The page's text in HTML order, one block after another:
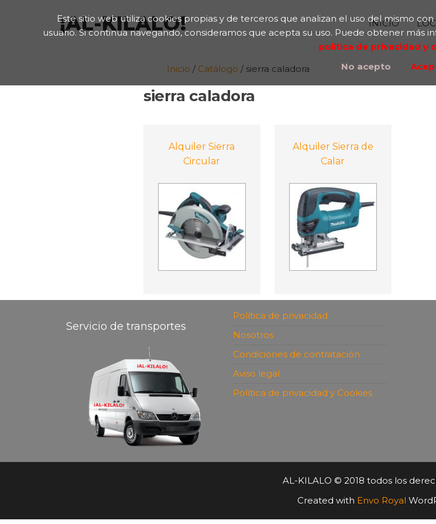
Este sitio web utiliza cookies propias y de terceros que analizan el uso del mismo
usuario. Si continua navegando, consideramos que acepta su uso. Puede obtener
política de privacidad y
No acepto
¡AL-KILALO! INICIO
Inicio / Catálogo / sierra caladora
sierra caladora
Alquiler Sierra
Circular
Alquiler Sierra de
Calar
Servicio de transportes
Política de privacidad
Nosotros
Condiciones de contratación
Aviso legal
Política de privacidad y Cookies
AL-KILALO © 2018 todos los
Created with Envo Royal